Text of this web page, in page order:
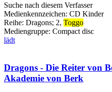
Suche nach diesem Verfasser
Medienkennzeichen: CD Kinder
Reihe: Dragons; 2, Toggo
Mediengruppe: Compact disc
lädt
Dragons - Die Reiter von
Akademie von Berk